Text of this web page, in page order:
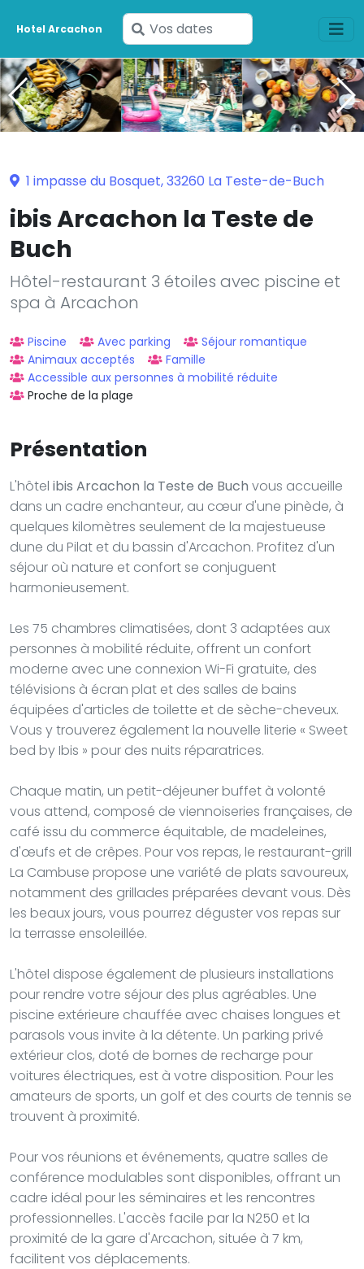
Hotel Arcachon
Saisissez
vos
dates
1 impasse du Bosquet, 33260 La Teste-de-Buch
ibis Arcachon la Teste de
Buch
Hôtel-restaurant 3 étoiles avec piscine et
spa à Arcachon
Piscine Avec parking
Séjour romantique
Animaux acceptés
Famille
Accessible aux personnes à mobilité réduite
Proche de la plage
Présentation
L'hôtel ibis Arcachon la Teste de Buch vous accueille
dans un cadre enchanteur, au cœur d'une pinède, à
quelques kilomètres seulement de la majestueuse
dune du Pilat et du bassin d'Arcachon. Profitez d'un
séjour où nature et confort se conjuguent
harmonieusement.
Les 75 chambres climatisées, dont 3 adaptées aux
personnes à mobilité réduite, offrent un confort
moderne avec une connexion Wi-Fi gratuite, des
télévisions à écran plat et des salles de bains
équipées d'articles de toilette et de sèche-cheveux.
Vous y trouverez également la nouvelle literie « Sweet
bed by Ibis » pour des nuits réparatrices.
Chaque matin, un petit-déjeuner buffet à volonté
vous attend, composé de viennoiseries françaises, de
café issu du commerce équitable, de madeleines,
d'œufs et de crêpes. Pour vos repas, le restaurant-grill
La Cambuse propose une variété de plats savoureux,
notamment des grillades préparées devant vous. Dès
les beaux jours, vous pourrez déguster vos repas sur
la terrasse ensoleillée.
L'hôtel dispose également de plusieurs installations
pour rendre votre séjour des plus agréables. Une
piscine extérieure chauffée avec chaises longues et
parasols vous invite à la détente. Un parking privé
extérieur clos, doté de bornes de recharge pour
voitures électriques, est à votre disposition. Pour les
amateurs de sports, un golf et des courts de tennis se
trouvent à proximité.
Pour vos réunions et événements, quatre salles de
conférence modulables sont disponibles, offrant un
cadre idéal pour les séminaires et les rencontres
professionnelles. L'accès facile par la N250 et la
proximité de la gare d'Arcachon, située à 7 km,
facilitent vos déplacements.